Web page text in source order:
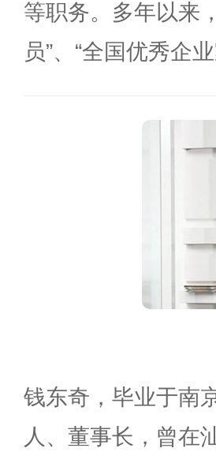
等职务。多年以来
员”、“全国优秀企业
钱东奇，毕业于南
人、董事长，曾在